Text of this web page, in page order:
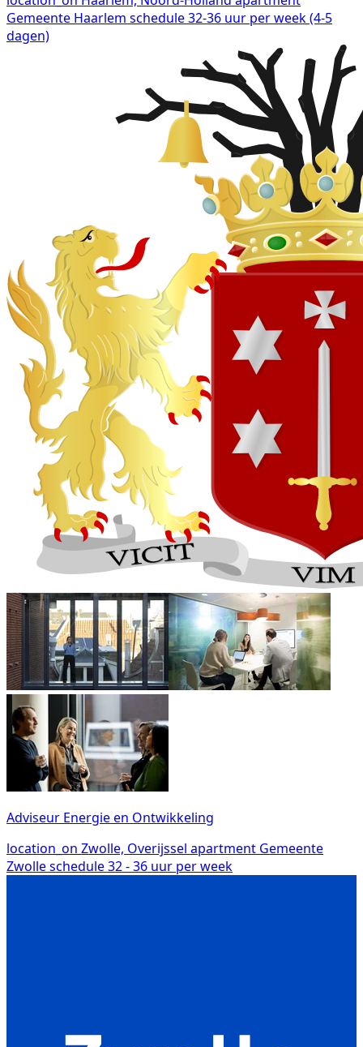
Gemeente Haarlem schedule32-36 uur per week (4-5
dagen)
Adviseur Energie en Ontwikkeling
location_on Zwolle, Overijssel apartment Gemeente
Zwolleschedule32 - 36 uur per week